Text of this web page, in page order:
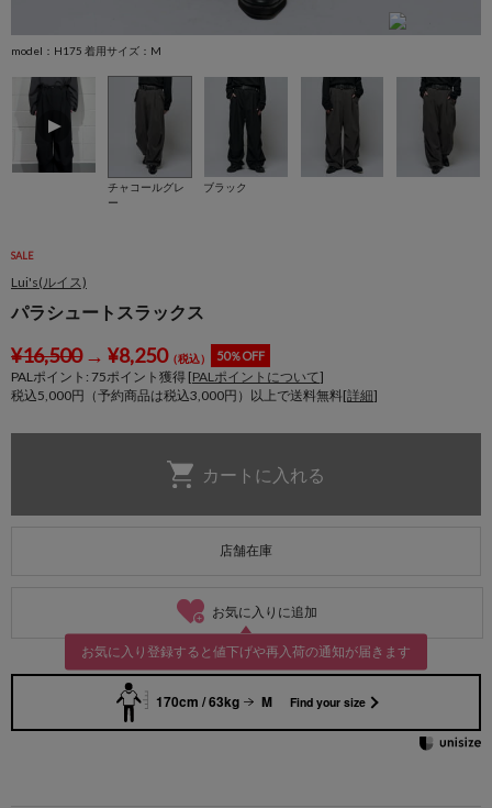
model：H175 着用サイズ：M
チャコールグレ
ー
ブラック
SALE
Lui's(ルイス)
パラシュートスラックス
¥16,500→ ¥8,250（税込） 50％OFF
PALポイント: 75ポイント獲得 [PALポイントについて]
税込5,000円（予約商品は税込3,000円）以上で送料無料[詳細]
店舗在庫
お気に入りに追加
お気に入り登録すると値下げや再入荷の通知が届きます
170cm / 63kg M Find your size